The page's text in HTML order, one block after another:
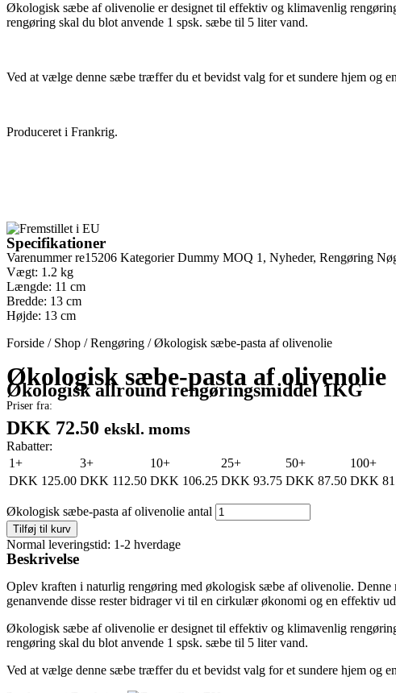
Økologisk sæbe af olivenolie er designet til effektiv og klimavenlig
rengøring skal du blot anvende 1 spsk. sæbe til 5 liter vand.
Ved at vælge denne sæbe træffer du et bevidst valg for et sundere hjem og
Produceret i Frankrig.
Specifikationer
Varenummerre15206 Kategorier Dummy MOQ 1 , Nyheder, Rengøring
Vægt: 1.2 kg
Længde: 11 cm
Bredde: 13 cm
Højde: 13 cm
Forside / Shop /Rengøring /Økologisk sæbe-pasta af olivenolie
Økologisk sæbe-pasta af olivenolie
Økologisk allround rengøringsmiddel 1KG
Priser fra:
DKK 72.50 ekskl. moms
Rabatter:
1+
3+ 10+ 25+ 50+ 100+
DKK 125.00 DKK 112.50 DKK 106.25 DKK 93.75 DKK 87.50 DKK
Økologisk sæbe-pasta af olivenolie antal
Tilføj til kurv
Normal leveringstid: 1-2 hverdage
Beskrivelse
Oplev kraften i naturlig rengøring med økologisk sæbe af olivenolie.
genanvende disse rester bidrager vi til en cirkulær økonomi og en effektiv
Økologisk sæbe af olivenolie er designet til effektiv og klimavenlig
rengøring skal du blot anvende 1 spsk. sæbe til 5 liter vand.
Ved at vælge denne sæbe træffer du et bevidst valg for et sundere hjem og